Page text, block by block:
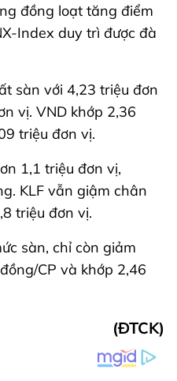
đồng loạt tăng điểm
Index duy trì được đà
sàn với 4,23 triệu đơn
vị. VND khớp 2,36
triệu đơn vị.
1,1 triệu đơn vị,
KLF vẫn giậm chân
triệu đơn vị.
sàn, chỉ còn giảm
CP và khớp 2,46
(ĐTCK)